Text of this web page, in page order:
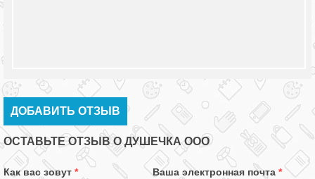
ДОБАВИТЬ ОТЗЫВ
ОСТАВЬТЕ ОТЗЫВ О ДУШЕЧКА ООО
Как вас зовут * Ваша электронная почта *